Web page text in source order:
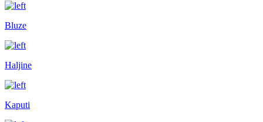
Bluze
Haljine
Kaputi